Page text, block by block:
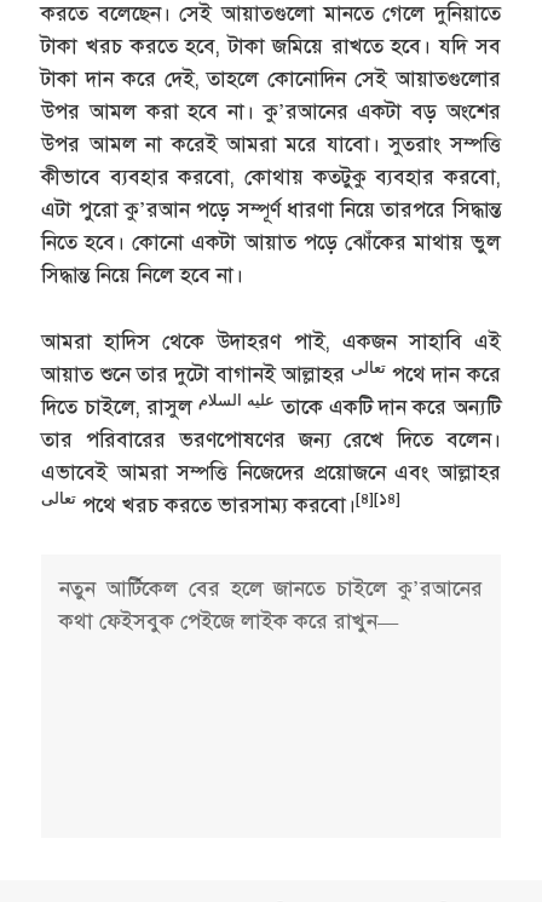
করতে বলেছেন। সেই আয়াতগুলো মানতে গেলে দুনিয়াতে
টাকা খরচ করতে হবে, টাকা জমিয়ে রাখতে হবে। যদি সব
টাকা দান করে দেই, তাহলে কোনোদিন সেই আয়াতগুলোর
উপর আমল করা হবে না। কু’রআনের একটা বড় অংশের
উপর আমল না করেই আমরা মরে যাবো। সুতরাং সম্পত্তি
কীভাবে ব্যবহার করবো, কোথায় কতটুকু ব্যবহার করবো,
এটা পুরো কু’রআন পড়ে সম্পূর্ণ ধারণা নিয়ে তারপরে সিদ্ধান্ত
নিতে হবে। কোনো একটা আয়াত পড়ে ঝোঁকের মাথায় ভুল
সিদ্ধান্ত নিয়ে নিলে হবে না।
আমরা হাদিস থেকে উদাহরণ পাই, একজন সাহাবি এই
আয়াত শুনে তার দুটো বাগানই আল্লাহরتعالى পথে দান করে
দিতে চাইলে, রাসুলعليه السلام তাকে একটি দান করে অন্যটি
তার পরিবারের ভরণপোষণের জন্য রেখে দিতে বলেন।
এভাবেই আমরা সম্পত্তি নিজেদের প্রয়োজনে এবং আল্লাহর
تعالى পথে খরচ করতে ভারসাম্য করবো।[৪][১৪]
নতুন আর্টিকেল বের হলে জানতে চাইলে কু’রআনের
কথা ফেইসবুক পেইজে লাইক করে রাখুন—